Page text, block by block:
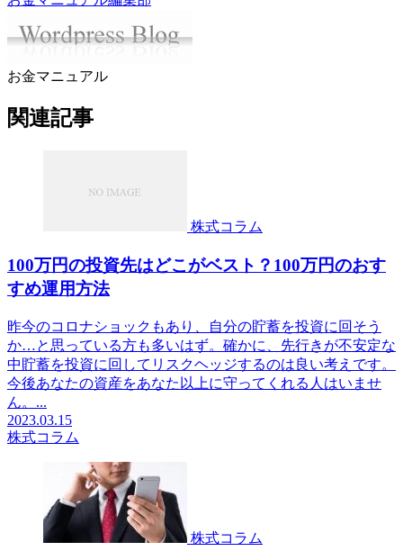
お金マニュアル
関連記事
株式コラム
100万円の投資先はどこがベスト？100万円のおす
すめ運用方法
昨今のコロナショックもあり、自分の貯蓄を投資に回そう
か…と思っている方も多いはず。確かに、先行きが不安定な
中貯蓄を投資に回してリスクヘッジするのは良い考えです。
今後あなたの資産をあなた以上に守ってくれる人はいませ
ん。...
2023.03.15
株式コラム
株式コラム